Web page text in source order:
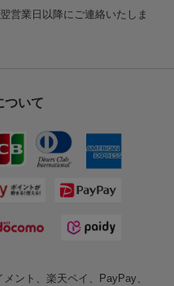
営業日以降にご連絡いたしま
ついて
ント、楽天ペイ、PayPay、